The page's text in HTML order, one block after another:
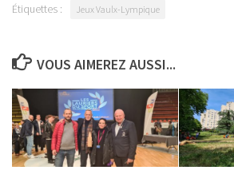
Étiquettes : Jeux Vaulx-Lympique
VOUS AIMEREZ AUSSI...